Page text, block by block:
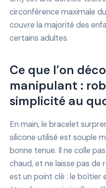
circonférence maximale
couvre la majorité des
certains adultes.
Ce que l’on
manipulant :
simplicité au
En main, le bracelet
silicone utilisé est souple
bonne tenue. Il ne colle
chaud, et ne laisse pas de
est un point clé : le boîtier